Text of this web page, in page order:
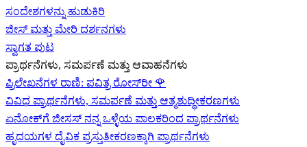
ಸಂದೇಶಗಳನ್ನು ಹುಡುಕಿರಿ
ಜೀಸ್‌ ಮತ್ತು ಮೇರಿ ದರ್ಶನಗಳು
ಸ್ವಾಗತ ಪುಟ
ಪ್ರಾರ್ಥನೆಗಳು, ಸಮರ್ಪಣೆ ಮತ್ತು ಆವಾಹನೆಗಳು
ಪ್ರಿಲೇಖನೆಗಳ ರಾಣಿ: ಪವಿತ್ರ ರೋಸ್‌ರೀ 🌹
ವಿವಿಧ ಪ್ರಾರ್ಥನೆಗಳು, ಸಮರ್ಪಣೆ ಮತ್ತು ಆತ್ಮಶುದ್ಧೀಕರಣಗಳು
ಏನೋಕ್‍ಗೆ ಜೀಸಸ್ ನನ್ನ ಒಳ್ಳೆಯ ಪಾಲಕರಿಂದ ಪ್ರಾರ್ಥನೆಗಳು
ಹೃದಯಗಳ ದೈವಿಕ ಪ್ರಸ್ತುತೀಕರಣಕ್ಕಾಗಿ ಪ್ರಾರ್ಥನೆಗಳು